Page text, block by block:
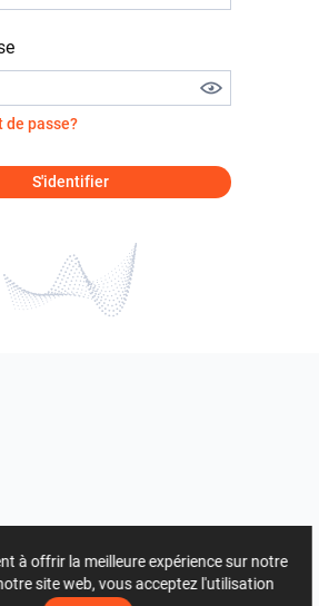
de passe?
S'identifier
à offrir la meilleure expérience sur notre
site web, vous acceptez l'utilisation